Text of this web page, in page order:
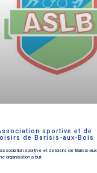
sportive et de
loisirs de Barisis-aux-Bois
sportive et de loisirs de Barisis-
organisation a but